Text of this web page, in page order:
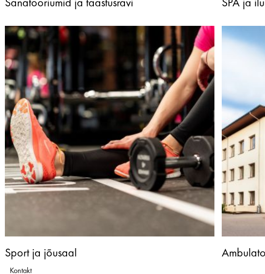
Sanatooriumid ja taastusravi SPA ja ilu
Sport ja jõusaal
Kontakt